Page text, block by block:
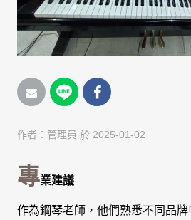
作者： 管理員 於 2025-01-02
專業建議
作為鋼琴老師，他們熟悉不同品牌